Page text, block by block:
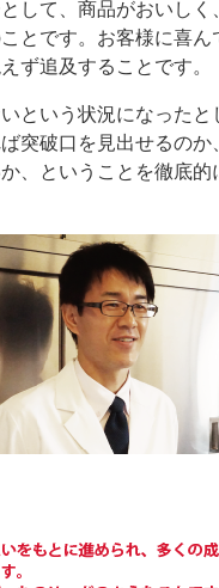
して、商品がおいしく
とです。お客様に喜ん
ず追及することです。
という状況になった
突破口を見出せるのか
、ということを徹底的